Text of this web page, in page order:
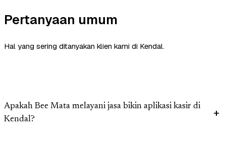
Pertanyaan umum
Hal yang sering ditanyakan klien kami di Kendal.
Apakah Bee Mata melayani jasa bikin aplikasi kasir di
Kendal?